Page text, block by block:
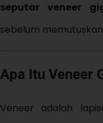
seputar veneer
sebelum
Apa Itu Veneer
Veneer adalah